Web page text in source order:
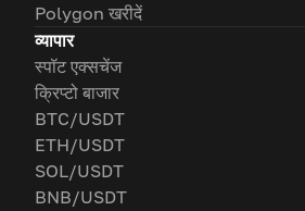
Polygon खरीदें
व्यापार
स्पॉट एक्सचेंज
क्रिप्टो बाजार
BTC/USDT
ETH/USDT
SOL/USDT
BNB/USDT